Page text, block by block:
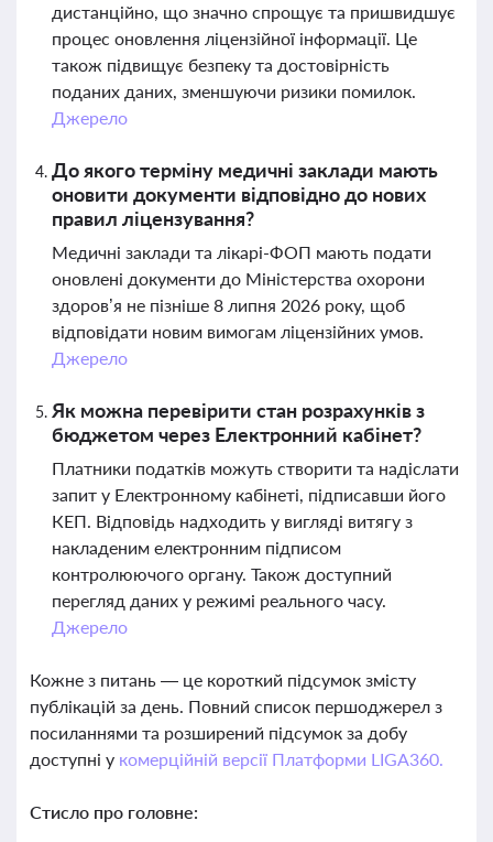
дистанційно, що значно спрощує та пришвидшує
процес оновлення ліцензійної інформації. Це
також підвищує безпеку та достовірність
поданих даних, зменшуючи ризики помилок.
Джерело
До якого терміну медичні заклади мають
оновити документи відповідно до нових
правил ліцензування?
Медичні заклади та лікарі-ФОП мають подати
оновлені документи до Міністерства охорони
здоров’я не пізніше 8 липня 2026 року, щоб
відповідати новим вимогам ліцензійних умов.
Джерело
Як можна перевірити стан розрахунків з
бюджетом через Електронний кабінет?
Платники податків можуть створити та надіслати
запит у Електронному кабінеті, підписавши його
КЕП. Відповідь надходить у вигляді витягу з
накладеним електронним підписом
контролюючого органу. Також доступний
перегляд даних у режимі реального часу.
Джерело
Кожне з питань — це короткий підсумок змісту
публікацій за день. Повний список першоджерел з
посиланнями та розширений підсумок за добу
доступні у комерційній версії Платформи LIGA360.
Стисло про головне: